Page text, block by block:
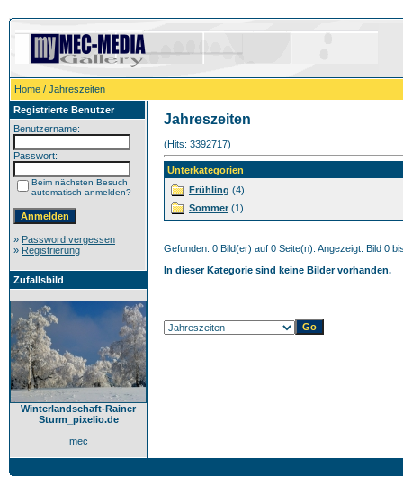
Home / Jahreszeiten
Registrierte Benutzer
Benutzername:
Passwort:
Beim nächsten Besuch
automatisch anmelden?
» Password vergessen
» Registrierung
Zufallsbild
Winterlandschaft-Rainer
Sturm_pixelio.de
mec
Jahreszeiten
(Hits: 3392717)
Unterkategorien
Frühling (4)
Sommer(1)
Gefunden: 0 Bild(er) auf 0 Seite(n). Angezeigt: Bild 0
In dieser Kategorie sind keine Bilder vorhanden.